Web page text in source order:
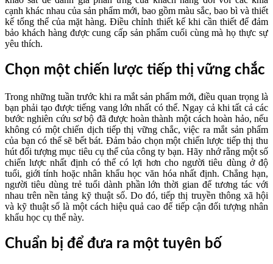
cạnh khác nhau của sản phẩm mới, bao gồm màu sắc, bao bì và thiết
kế tổng thể của mặt hàng. Điều chỉnh thiết kế khi cần thiết để đảm
bảo khách hàng được cung cấp sản phẩm cuối cùng mà họ thực sự
yêu thích.
Chọn một chiến lược tiếp thị vững chắc
Trong những tuần trước khi ra mắt sản phẩm mới, điều quan trọng là
bạn phải tạo được tiếng vang lớn nhất có thể. Ngay cả khi tất cả các
bước nghiên cứu sơ bộ đã được hoàn thành một cách hoàn hảo, nếu
không có một chiến dịch tiếp thị vững chắc, việc ra mắt sản phẩm
của bạn có thể sẽ bết bát. Đảm bảo chọn một chiến lược tiếp thị thu
hút đối tượng mục tiêu cụ thể của công ty bạn. Hãy nhớ rằng một số
chiến lược nhất định có thể có lợi hơn cho người tiêu dùng ở độ
tuổi, giới tính hoặc nhân khẩu học văn hóa nhất định. Chẳng hạn,
người tiêu dùng trẻ tuổi dành phần lớn thời gian để tương tác với
nhau trên nền tảng kỹ thuật số. Do đó, tiếp thị truyền thông xã hội
và kỹ thuật số là một cách hiệu quả cao để tiếp cận đối tượng nhân
khẩu học cụ thể này.
Chuẩn bị để đưa ra một tuyên bố